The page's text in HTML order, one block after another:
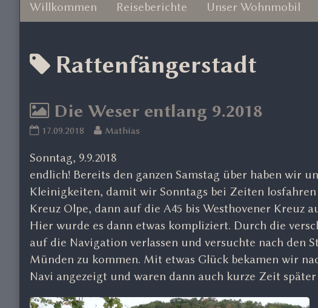
Willkommen Reiseberichte Unser Wohnmobil
Posts
tagged
Rattenfängerstadt
Die Weser entlang 9.2018
Die
entlang
9.2018
published
on
17.09.2018
Read
posts
by
the
author
of
Die
Weser
Mathias
Sonntag, 9.9.2018
endlich! Bereits den ganzen Samstag über haben wir
Kleinigkeiten, damit wir Sonntags bei Zeiten
Kreuz Olpe, dann auf die A45 bis Westhovener Kreuz
Hier wurde es dann etwas kompliziert. Durch die
auf die Navigation verlassen und versuchte nach den
Münden zu kommen. Mit etwas Glück bekamen wir
Navi angezeigt und waren dann auch kurze Zeit